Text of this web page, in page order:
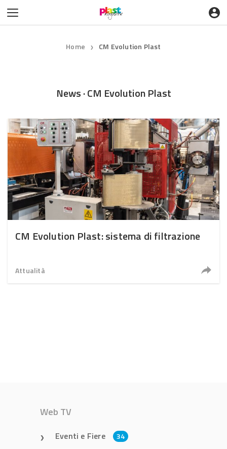
Home ❯ CM Evolution Plast
News · CM Evolution Plast
CM Evolution Plast: sistema di filtrazione
Attualità
Web TV
Eventi e Fiere 34